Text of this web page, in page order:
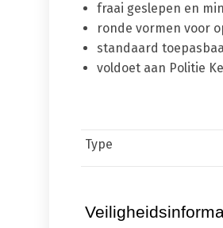
fraai geslepen en
ronde vormen voor
standaard
voldoet aan Politie
Type